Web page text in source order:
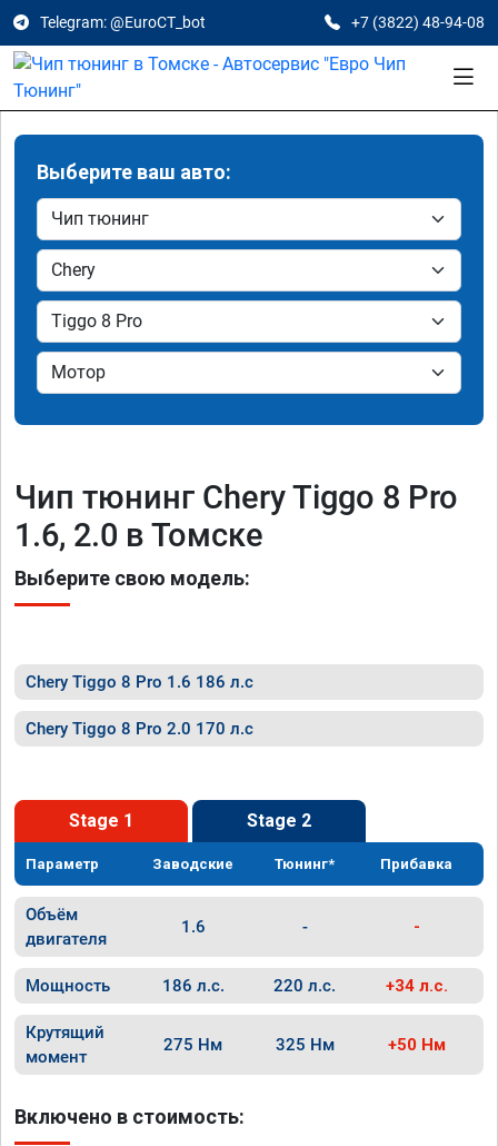
Telegram: @EuroCT_bot +7 (3822) 48-94-08
Выберите ваш авто:
Чип тюнинг Chery Tiggo 8 Pro
1.6, 2.0 в Томске
Выберите свою модель:
Chery Tiggo 8 Pro 1.6 186 л.с
Chery Tiggo 8 Pro 2.0 170 л.с
Stage 1 Stage 2
Параметр Заводские Тюнинг* Прибавка
Объём
двигателя
1.6 - -
Мощность 186 л.с. 220 л.с. +34 л.с.
Крутящий
момент
275 Нм 325 Нм +50 Нм
Включено в стоимость: